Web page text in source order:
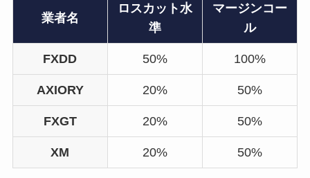
業者名
ロスカット水
準
マージンコー
ル
FXDD 50% 100%
AXIORY 20% 50%
FXGT 20% 50%
XM 20% 50%